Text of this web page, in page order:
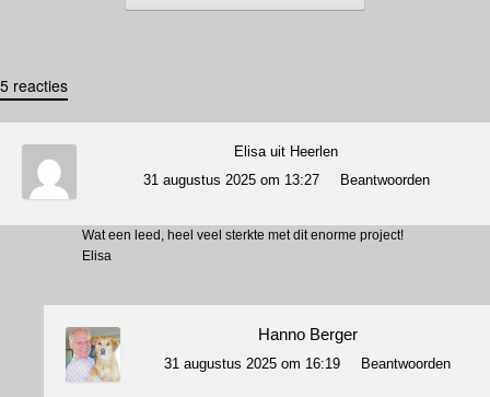
5 reacties
Elisa uit Heerlen
31 augustus 2025 om 13:27
Beantwoorden
Wat een leed, heel veel sterkte met dit enorme project!
Elisa
Hanno Berger
31 augustus 2025 om 16:19 Beantwoorden